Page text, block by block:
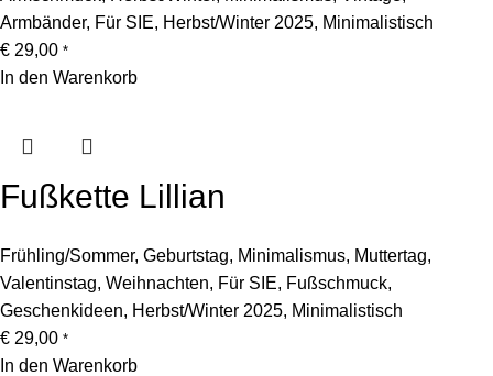
Armbänder, Für SIE, Herbst/Winter 2025, Minimalistisch
€ 29,00 *
In den Warenkorb
Fußkette Lillian
Frühling/Sommer, Geburtstag, Minimalismus, Muttertag,
Valentinstag, Weihnachten, Für SIE, Fußschmuck,
Geschenkideen, Herbst/Winter 2025, Minimalistisch
€ 29,00 *
In den Warenkorb